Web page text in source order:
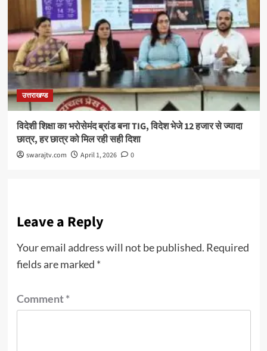
उत्तराखण्ड
विदेशी शिक्षा का भरोसेमंद ब्रांड बना TIG, विदेश भेजे 12 हजार से ज्यादा
छात्र, हर छात्र को मिल रही सही दिशा
swarajtv.com April 1, 2026 0
Leave a Reply
Your email address will not be published. Required
fields are marked *
Comment*